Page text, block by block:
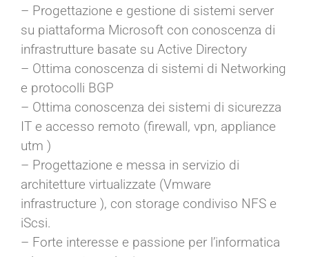
– Progettazione e gestione di sistemi server
su piattaforma Microsoft con conoscenza di
infrastrutture basate su Active Directory
– Ottima conoscenza di sistemi di Networking
e protocolli BGP
– Ottima conoscenza dei sistemi di sicurezza
IT e accesso remoto (firewall, vpn, appliance
utm )
– Progettazione e messa in servizio di
architetture virtualizzate (Vmware
infrastructure ), con storage condiviso NFS e
iScsi.
– Forte interesse e passione per l’informatica